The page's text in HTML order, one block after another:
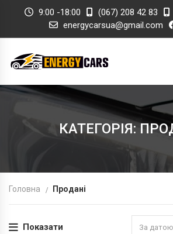
9:00 -18:00 (067) 208 42 83
energycarsua@gmail.com
КАТЕГОРІЯ:
Головна Продані
Показати За датою